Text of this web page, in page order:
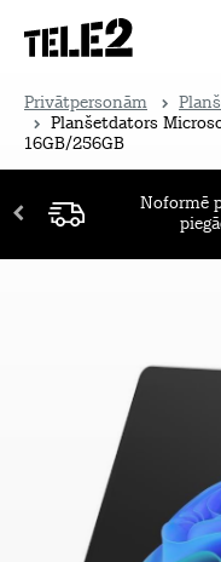
Privātpersonām
Planšetdators
16GB/256GB
Noformē